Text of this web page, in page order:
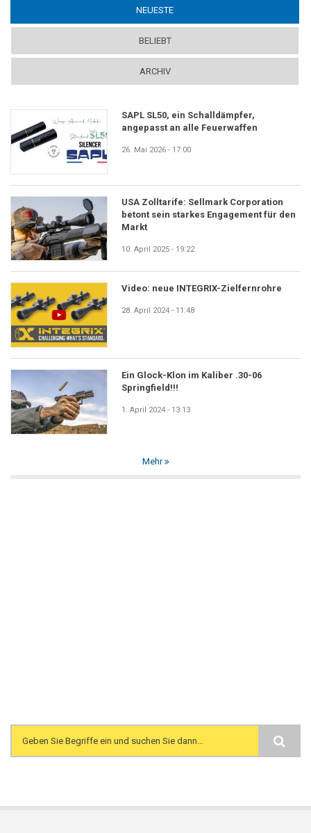
NEUESTE
BELIEBT
ARCHIV
SAPL SL50, ein Schalldämpfer,
angepasst an alle Feuerwaffen
26. Mai 2026 - 17:00
USA Zolltarife: Sellmark Corporation
betont sein starkes Engagement für den
Markt
10. April 2025 - 19:22
Video: neue INTEGRIX-Zielfernrohre
28. April 2024 - 11:48
Ein Glock-Klon im Kaliber .30-06
Springfield!!!
1. April 2024 - 13:13
Mehr
Search form